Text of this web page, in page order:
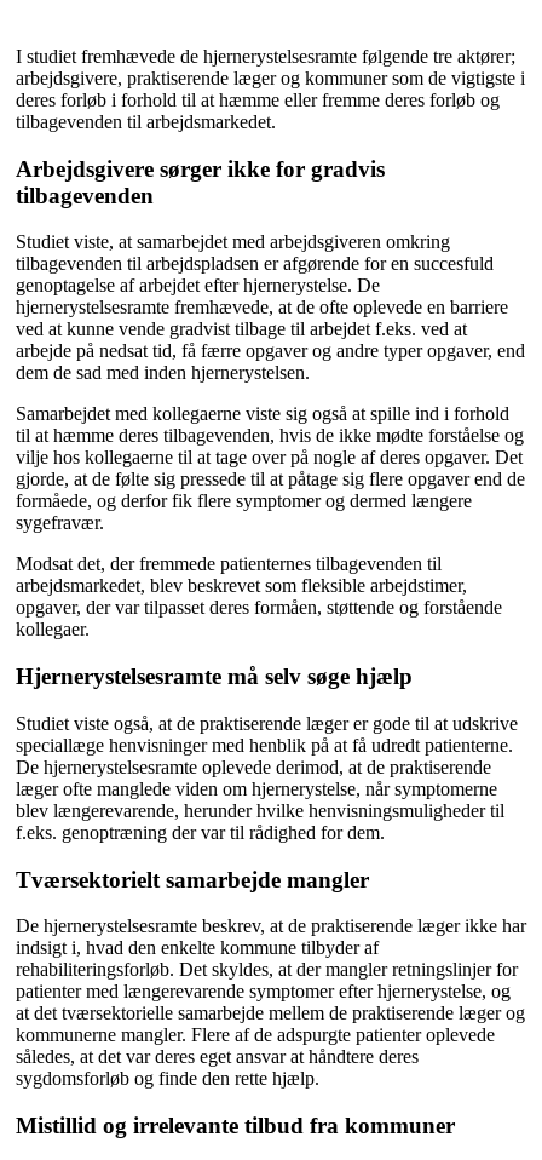
I studiet fremhævede de hjernerystelsesramte følgende tre aktører;
arbejdsgivere, praktiserende læger og kommuner som de vigtigste i
deres forløb i forhold til at hæmme eller fremme deres forløb og
tilbagevenden til arbejdsmarkedet.
Arbejdsgivere sørger ikke for gradvis
tilbagevenden
Studiet viste, at samarbejdet med arbejdsgiveren omkring
tilbagevenden til arbejdspladsen er afgørende for en succesfuld
genoptagelse af arbejdet efter hjernerystelse. De
hjernerystelsesramte fremhævede, at de ofte oplevede en barriere
ved at kunne vende gradvist tilbage til arbejdet f.eks. ved at
arbejde på nedsat tid, få færre opgaver og andre typer opgaver, end
dem de sad med inden hjernerystelsen.
Samarbejdet med kollegaerne viste sig også at spille ind i forhold
til at hæmme deres tilbagevenden, hvis de ikke mødte forståelse og
vilje hos kollegaerne til at tage over på nogle af deres opgaver. Det
gjorde, at de følte sig pressede til at påtage sig flere opgaver end de
formåede, og derfor fik flere symptomer og dermed længere
sygefravær.
Modsat det, der fremmede patienternes tilbagevenden til
arbejdsmarkedet, blev beskrevet som fleksible arbejdstimer,
opgaver, der var tilpasset deres formåen, støttende og forstående
kollegaer.
Hjernerystelsesramte må selv søge hjælp
Studiet viste også, at de praktiserende læger er gode til at udskrive
speciallæge henvisninger med henblik på at få udredt patienterne.
De hjernerystelsesramte oplevede derimod, at de praktiserende
læger ofte manglede viden om hjernerystelse, når symptomerne
blev længerevarende, herunder hvilke henvisningsmuligheder til
f.eks. genoptræning der var til rådighed for dem.
Tværsektorielt samarbejde mangler
De hjernerystelsesramte beskrev, at de praktiserende læger ikke har
indsigt i, hvad den enkelte kommune tilbyder af
rehabiliteringsforløb. Det skyldes, at der mangler retningslinjer for
patienter med længerevarende symptomer efter hjernerystelse, og
at det tværsektorielle samarbejde mellem de praktiserende læger og
kommunerne mangler. Flere af de adspurgte patienter oplevede
således, at det var deres eget ansvar at håndtere deres
sygdomsforløb og finde den rette hjælp.
Mistillid og irrelevante tilbud fra kommuner